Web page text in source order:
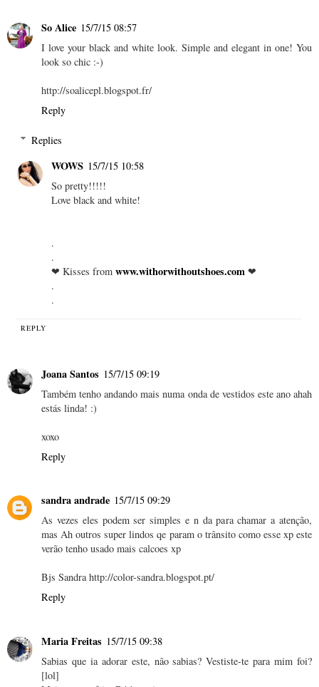
So Alice 15/7/15 08:57
I love your black and white look. Simple and elegant in one! You
look so chic :-)
http://soalicepl.blogspot.fr/
Reply
Replies
WOWS 15/7/15 10:58
So pretty!!!!!
Love black and white!
.
.
❤ Kisses fromwww.withorwithoutshoes.com ❤
.
.
REPLY
Joana Santos 15/7/15 09:19
Também tenho andando mais numa onda de vestidos este ano ahah
estás linda! :)
xoxo
Reply
sandra andrade 15/7/15 09:29
As vezes eles podem ser simples e n da para chamar a atenção,
mas Ah outros super lindos qe param o trânsito como esse xp este
verão tenho usado mais calcoes xp
Bjs Sandra http://color-sandra.blogspot.pt/
Reply
Maria Freitas 15/7/15 09:38
Sabias que ia adorar este, não sabias? Vestiste-te para mim foi?
[lol]